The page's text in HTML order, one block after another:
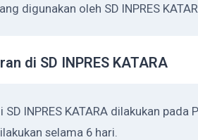
digunakan oleh SD INPRES
di SD INPRES KATARA
INPRES KATARA dilakukan pada
selama 6 hari.